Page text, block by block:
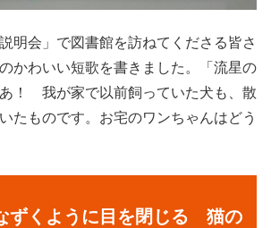
明会」で図書館を訪ねてくださる皆さ
かわいい短歌を書きました。「流星の
！ 我が家で以前飼っていた犬も、散
たものです。お宅のワンちゃんはどう
ずくように目を閉じる 猫の